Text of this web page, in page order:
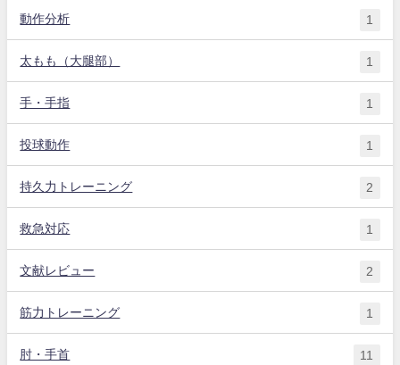
動作分析 1
太もも（大腿部） 1
手・手指 1
投球動作 1
持久力トレーニング 2
救急対応 1
文献レビュー 2
筋力トレーニング 1
肘・手首 11